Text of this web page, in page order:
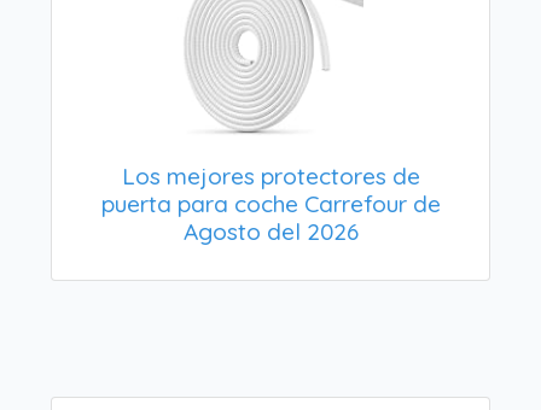
Los mejores protectores de
puerta para coche Carrefour de
Agosto del 2026